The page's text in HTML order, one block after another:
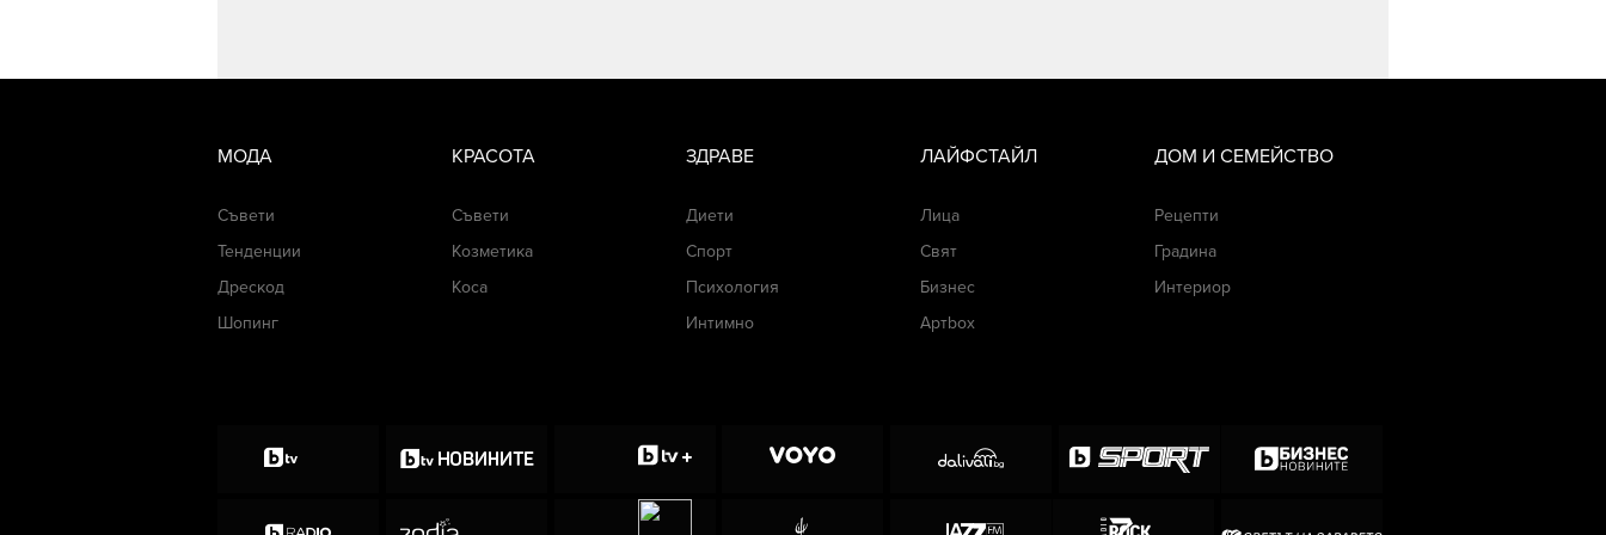
МОДА
Съвети
Тенденции
Дрескод
Шопинг
КРАСОТА
Съвети
Козметика
Коса
ЗДРАВЕ
Диети
Спорт
Психология
Интимно
ЛАЙФСТАЙЛ
Лица
Свят
Бизнес
Артbox
ДОМ И СЕМЕЙСТВО
Рецепти
Градина
Интериор